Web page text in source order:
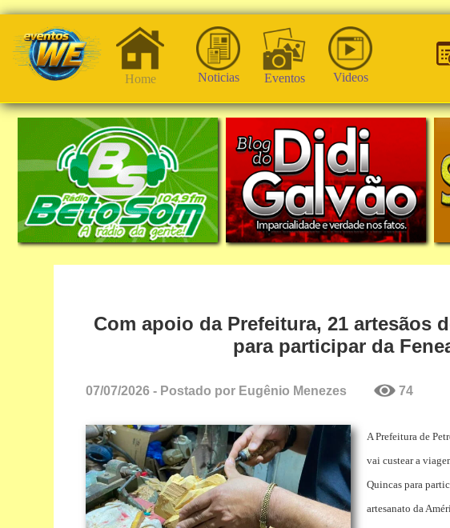
Home Noticias Eventos Videos
Com apoio da Prefeitura, 21 artesãos
para participar da
07/07/2026 - Postado por Eugênio Menezes 74
A Prefeitura de
vai custear a
Quincas para
artesanato da